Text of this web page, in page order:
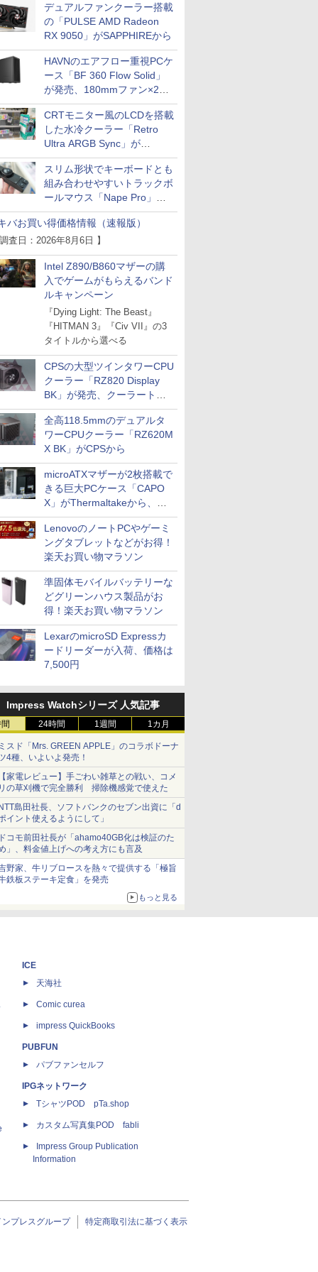
デュアルファンクーラー搭載
の「PULSE AMD Radeon
RX 9050」がSAPPHIREから
HAVNのエアフロー重視PCケ
ース「BF 360 Flow Solid」
が発売、180mmファン×2搭
載
CRTモニター風のLCDを搭載
した水冷クーラー「Retro
Ultra ARGB Sync」が
Thermaltakeから
スリム形状でキーボードとも
組み合わせやすいトラックボ
ールマウス「Nape Pro」が
Keychronから
バお買い得価格情報（速報版）
査日：2026年8月6日 】
Intel Z890/B860マザーの購
入でゲームがもらえるバンド
ルキャンペーン
『Dying Light: The Beast』
『HITMAN 3』『Civ VII』の3
タイトルから選べる
CPSの大型ツインタワーCPU
クーラー「RZ820 Display
BK」が発売、クーラートッ
プに5インチ液晶搭載
全高118.5mmのデュアルタ
ワーCPUクーラー「RZ620M
X BK」がCPSから
microATXマザーが2枚搭載で
きる巨大PCケース「CAPO
X」がThermaltakeから、カ
ラーは2色
LenovoのノートPCやゲーミ
ングタブレットなどがお得！
楽天お買い物マラソン
準固体モバイルバッテリーな
どグリーンハウス製品がお
得！楽天お買い物マラソン
LexarのmicroSD Expressカ
ードリーダーが入荷、価格は
7,500円
Impress Watchシリーズ 人気記事
24時間 1週間 1カ月
スド「Mrs. GREEN APPLE」のコラボドーナ
4種、いよいよ発売！
家電レビュー】手ごわい雑草との戦い、コメ
の草刈機で完全勝利 掃除機感覚で使えた
島田社長、ソフトバンクのセブン出資に「d
イント使えるようにして」
コモ前田社長が「ahamo40GB化は検証のた
」、料金値上げへの考え方にも言及
野家、牛リブロースを熱々で提供する「極旨
鉄板ステーキ定食」を発売
もっと見る
ICE
天海社
Comic curea
impress QuickBooks
PUBFUN
パブファンセルフ
IPGネットワーク
TシャツPOD pTa.shop
カスタム写真集POD fabli
Impress Group Publication
Information
ンプレスグループ 特定商取引法に基づく表示